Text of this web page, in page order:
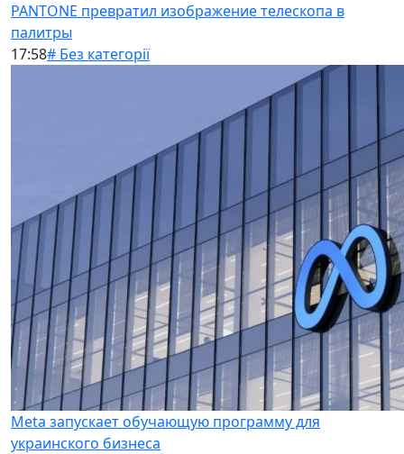
PANTONE превратил изображение телескопа в
палитры
17:58# Без категорії
Meta запускает обучающую программу для
украинского бизнеса